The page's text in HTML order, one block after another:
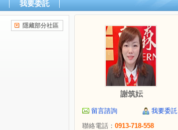
我要委託
隱藏部分社區
謝筑妘
留言諮詢
我要委託
聯絡電話： 0913-718-558